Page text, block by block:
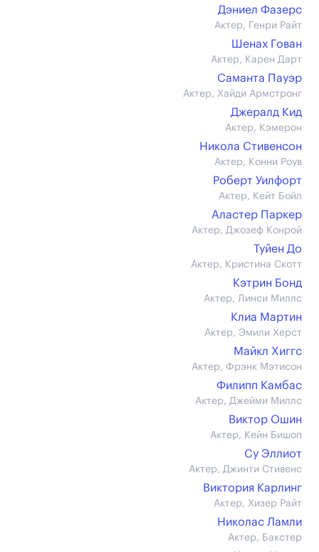
Дэниел Фазерс
Актер, Генри Райт
Шенах Гован
Актер, Карен Дарт
Саманта Пауэр
Актер, Хайди Армстронг
Джералд Кид
Актер, Кэмерон
Никола Стивенсон
Актер, Конни Роув
Роберт Уилфорт
Актер, Кейт Бойл
Аластер Паркер
Актер, Джозеф Конрой
Туйен До
Актер, Кристина Скотт
Кэтрин Бонд
Актер, Линси Миллс
Клиа Мартин
Актер, Эмили Херст
Майкл Хиггс
Актер, Фрэнк Мэтисон
Филипп Камбас
Актер, Джейми Миллс
Виктор Ошин
Актер, Кейн Бишоп
Су Эллиот
Актер, Джинти Стивенс
Виктория Карлинг
Актер, Хизер Райт
Николас Ламли
Актер, Бакстер